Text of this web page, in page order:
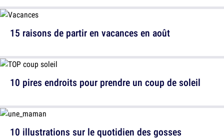
15 raisons de partir en vacances en août
10 illustrations sur le quotidien des gosses
10 pires endroits pour prendre un coup de soleil